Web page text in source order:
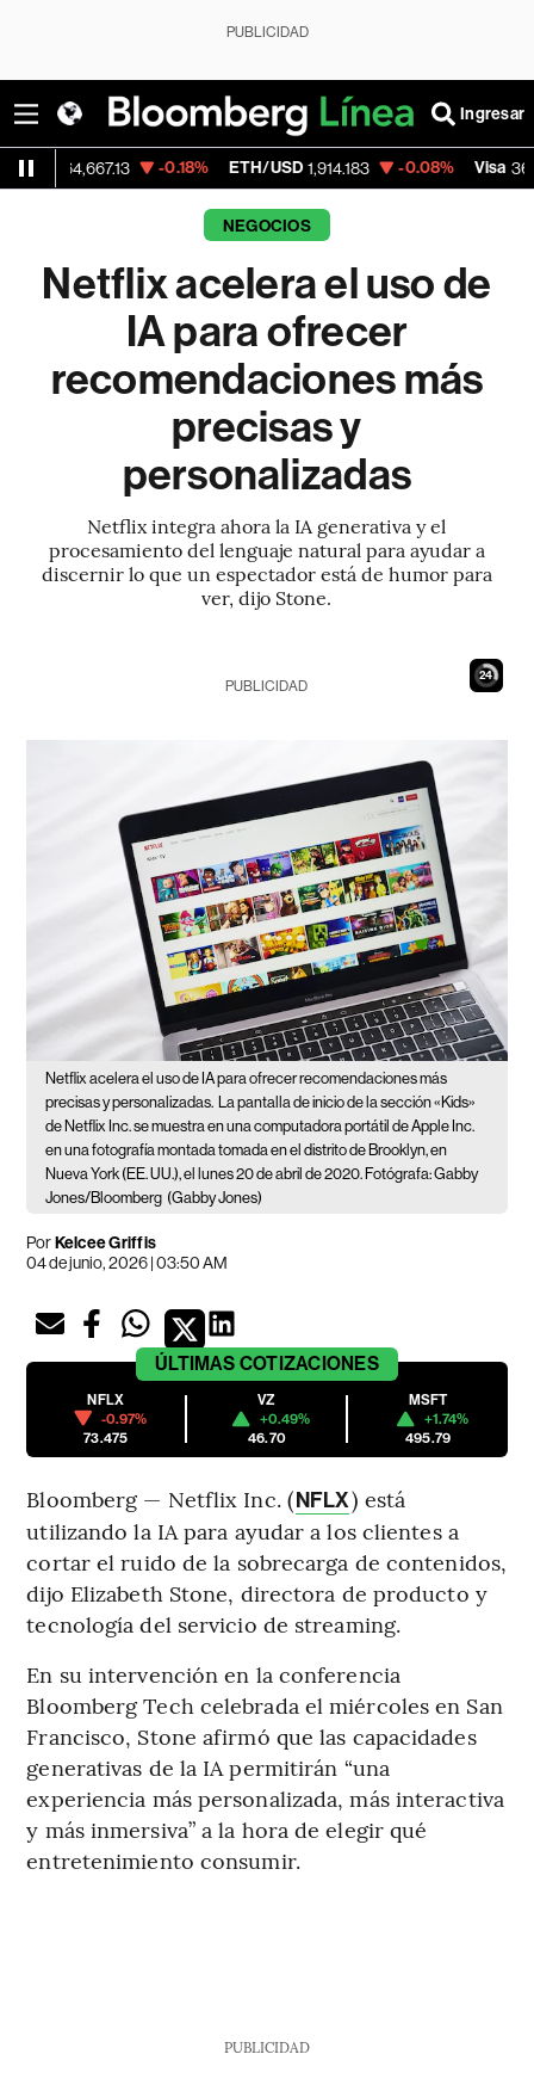
PUBLICIDAD
Ingresar
-0.18% ETH/USD 1,914.183 -0.08% Visa 367.76 -
NEGOCIOS
Netflix acelera el uso de
IA para ofrecer
recomendaciones más
precisas y
personalizadas
Netflix integra ahora la IA generativa y el
procesamiento del lenguaje natural para ayudar a
discernir lo que un espectador está de humor para
ver, dijo Stone.
23
PUBLICIDAD
Netflix acelera el uso de IA para ofrecer recomendaciones más
precisas y personalizadas.
La pantalla de inicio de la sección «Kids»
de Netflix Inc. se muestra en una computadora portátil de Apple Inc.
en una fotografía montada tomada en el distrito de Brooklyn, en
Nueva York (EE. UU.), el lunes 20 de abril de 2020. Fotógrafa: Gabby
Jones/Bloomberg (Gabby Jones)
PorKelcee Griffis
04 de junio, 2026 | 03:50 AM
ÚLTIMAS COTIZACIONES
NFLX
-0.97%
73.475
VZ
+0.49%
46.70
MSFT
+1.74%
495.79
Bloomberg — Netflix Inc. (NFLX) está
utilizando la IA para ayudar a los clientes a
cortar el ruido de la sobrecarga de contenidos,
dijo Elizabeth Stone, directora de producto y
tecnología del servicio de streaming.
En su intervención en la conferencia
Bloomberg Tech celebrada el miércoles en San
Francisco, Stone afirmó que las capacidades
generativas de la IA permitirán “una
experiencia más personalizada, más interactiva
y más inmersiva” a la hora de elegir qué
entretenimiento consumir.
PUBLICIDAD